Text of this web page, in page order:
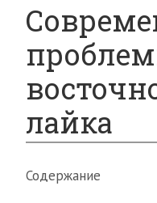
лайка
Содержание